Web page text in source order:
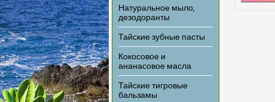
Натуральное мыло,
дезодоранты
Тайские зубные пасты
Кокосовое и
ананасовое масла
Тайские тигровые
бальзамы